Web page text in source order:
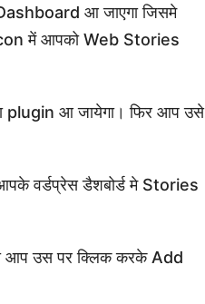
आ जाएगा जिसमे
icon में आपको Web Stories
plugin आ जायेगा। फिर आप उसे
वर्डप्रेस डैशबोर्ड मे Stories
आप उस पर क्लिक करके Add